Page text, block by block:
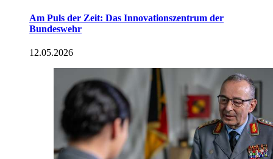
Am Puls der Zeit: Das Innovationszentrum der
Bundeswehr
12.05.2026